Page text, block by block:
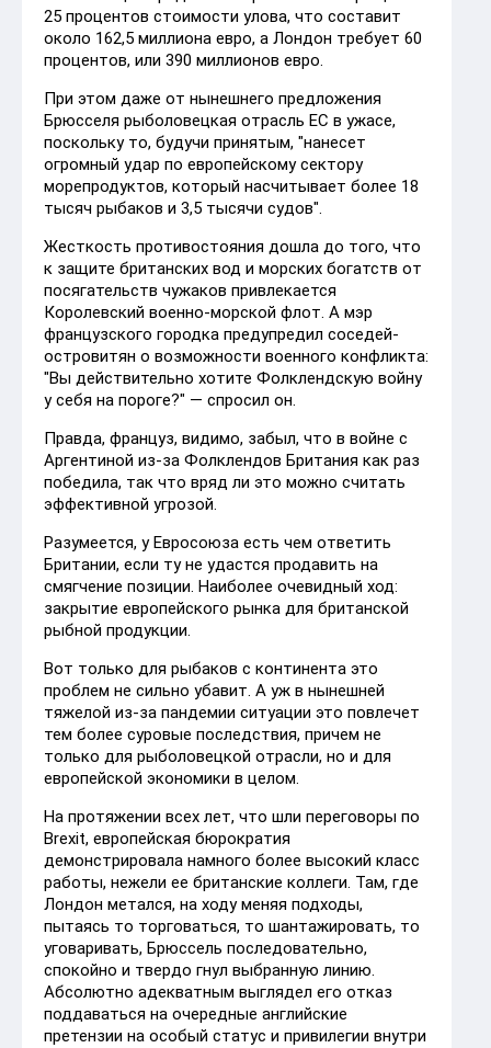
25 процентов стоимости улова, что составит
около 162,5 миллиона евро, а Лондон требует 60
процентов, или 390 миллионов евро.
При этом даже от нынешнего предложения
Брюсселя рыболовецкая отрасль ЕС в ужасе,
поскольку то, будучи принятым, "нанесет
огромный удар по европейскому сектору
морепродуктов, который насчитывает более 18
тысяч рыбаков и 3,5 тысячи судов".
Жесткость противостояния дошла до того, что
к защите британских вод и морских богатств от
посягательств чужаков привлекается
Королевский военно-морской флот. А мэр
французского городка предупредил соседей-
островитян о возможности военного конфликта:
"Вы действительно хотите Фолклендскую войну
у себя на пороге?" — спросил он.
Правда, француз, видимо, забыл, что в войне с
Аргентиной из-за Фолклендов Британия как раз
победила, так что вряд ли это можно считать
эффективной угрозой.
Разумеется, у Евросоюза есть чем ответить
Британии, если ту не удастся продавить на
смягчение позиции. Наиболее очевидный ход:
закрытие европейского рынка для британской
рыбной продукции.
Вот только для рыбаков с континента это
проблем не сильно убавит. А уж в нынешней
тяжелой из-за пандемии ситуации это повлечет
тем более суровые последствия, причем не
только для рыболовецкой отрасли, но и для
европейской экономики в целом.
На протяжении всех лет, что шли переговоры по
Brexit, европейская бюрократия
демонстрировала намного более высокий класс
работы, нежели ее британские коллеги. Там, где
Лондон метался, на ходу меняя подходы,
пытаясь то торговаться, то шантажировать, то
уговаривать, Брюссель последовательно,
спокойно и твердо гнул выбранную линию.
Абсолютно адекватным выглядел его отказ
поддаваться на очередные английские
претензии на особый статус и привилегии внутри